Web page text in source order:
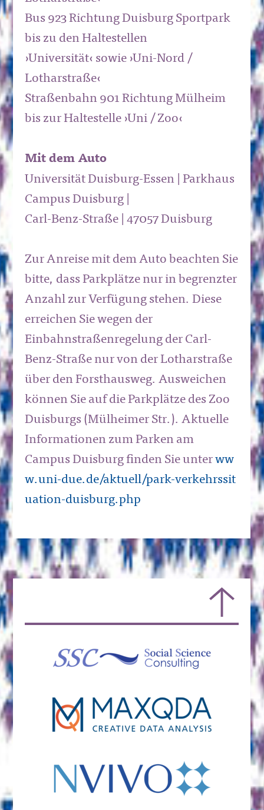
Bus 923 Richtung Duisburg Sportpark
bis zu den Haltestellen
›Universität‹ sowie ›Uni-Nord /
Lotharstraße‹
Straßenbahn 901 Richtung Mülheim
bis zur Haltestelle ›Uni / Zoo‹
Mit dem Auto
Universität Duisburg-Essen | Parkhaus
Campus Duisburg |
Carl-Benz-Straße | 47057 Duisburg
Zur Anreise mit dem Auto beachten Sie
bitte, dass Parkplätze nur in begrenzter
Anzahl zur Verfügung stehen. Diese
erreichen Siewegen der
Einbahnstraßenregelung der Carl-
Benz-Straße nur von der Lotharstraße
über den Forsthausweg. Ausweichen
können Sie auf die Parkplätze des Zoo
Duisburgs (Mülheimer Str.). Aktuelle
Informationen zum Parken am
Campus Duisburg finden Sie unterww
w.uni-due.de/aktuell/park-verkehrssit
uation-duisburg.php